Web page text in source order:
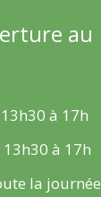
au
à 17h
à 17h
la journée